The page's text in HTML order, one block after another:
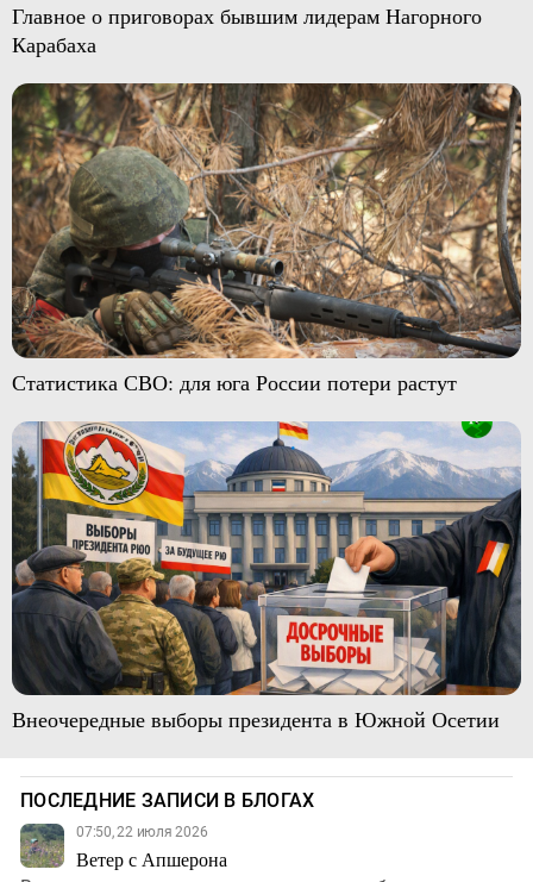
Главное о приговорах бывшим лидерам Нагорного
Карабаха
Статистика СВО: для юга России потери растут
Внеочередные выборы президента в Южной Осетии
ПОСЛЕДНИЕ ЗАПИСИ В БЛОГАХ
07:50, 22 июля 2026
Ветер с Апшерона